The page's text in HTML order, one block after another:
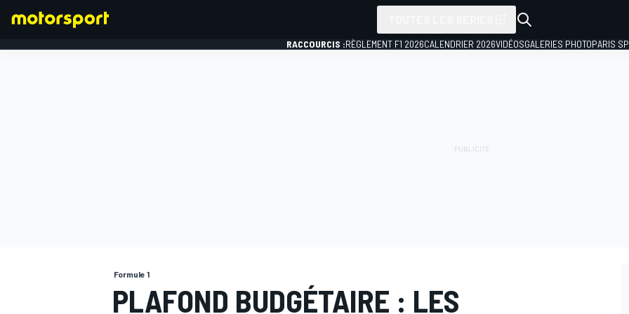
RACCOURCIS :RÈGLEMENT F1 2026CALENDRIER 2026VIDÉOSGALERIES PHOTOPARIS
Formule 1
PLAFOND BUDGÉTAIRE : LES